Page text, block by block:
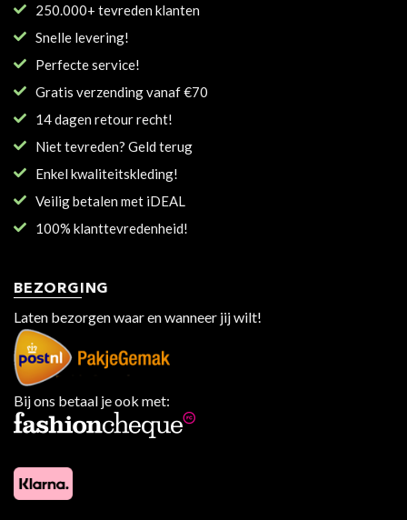
250.000+ tevreden klanten
Snelle levering!
Perfecte service!
Gratis verzending vanaf €70
14 dagen retour recht!
Niet tevreden? Geld terug
Enkel kwaliteitskleding!
Veilig betalen met iDEAL
100% klanttevredenheid!
BEZORGING
Laten bezorgen waar en wanneer jij wilt!
Bij ons betaal je ook met: